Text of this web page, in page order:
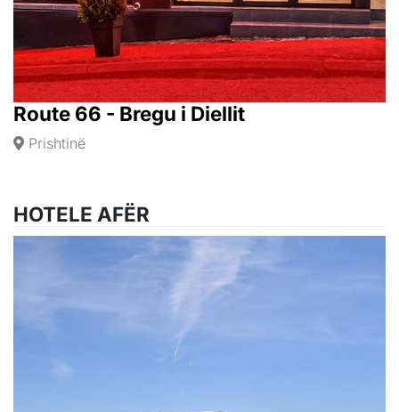
Route 66 - Bregu i Diellit
Prishtinë
HOTELE AFËR